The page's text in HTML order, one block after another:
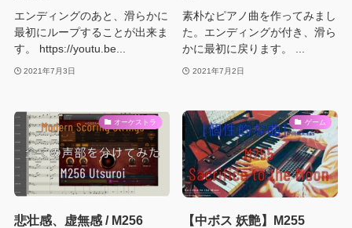
エンディングのあと、滑らかに
最初にループすることが出来ま
す。 https://youtu.be...
2021年7月3日
素朴なピアノ曲を作ってみまし
た。エンディングが付き、滑ら
かに最初に戻ります。 ...
2021年7月2日
オーケストラ
悲壮感、虚無感 / M256
ゲーム
【中ボス 妖艶】M255